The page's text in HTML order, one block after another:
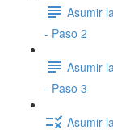
Asumir
- Paso 2
Asumir
- Paso 3
Asumir